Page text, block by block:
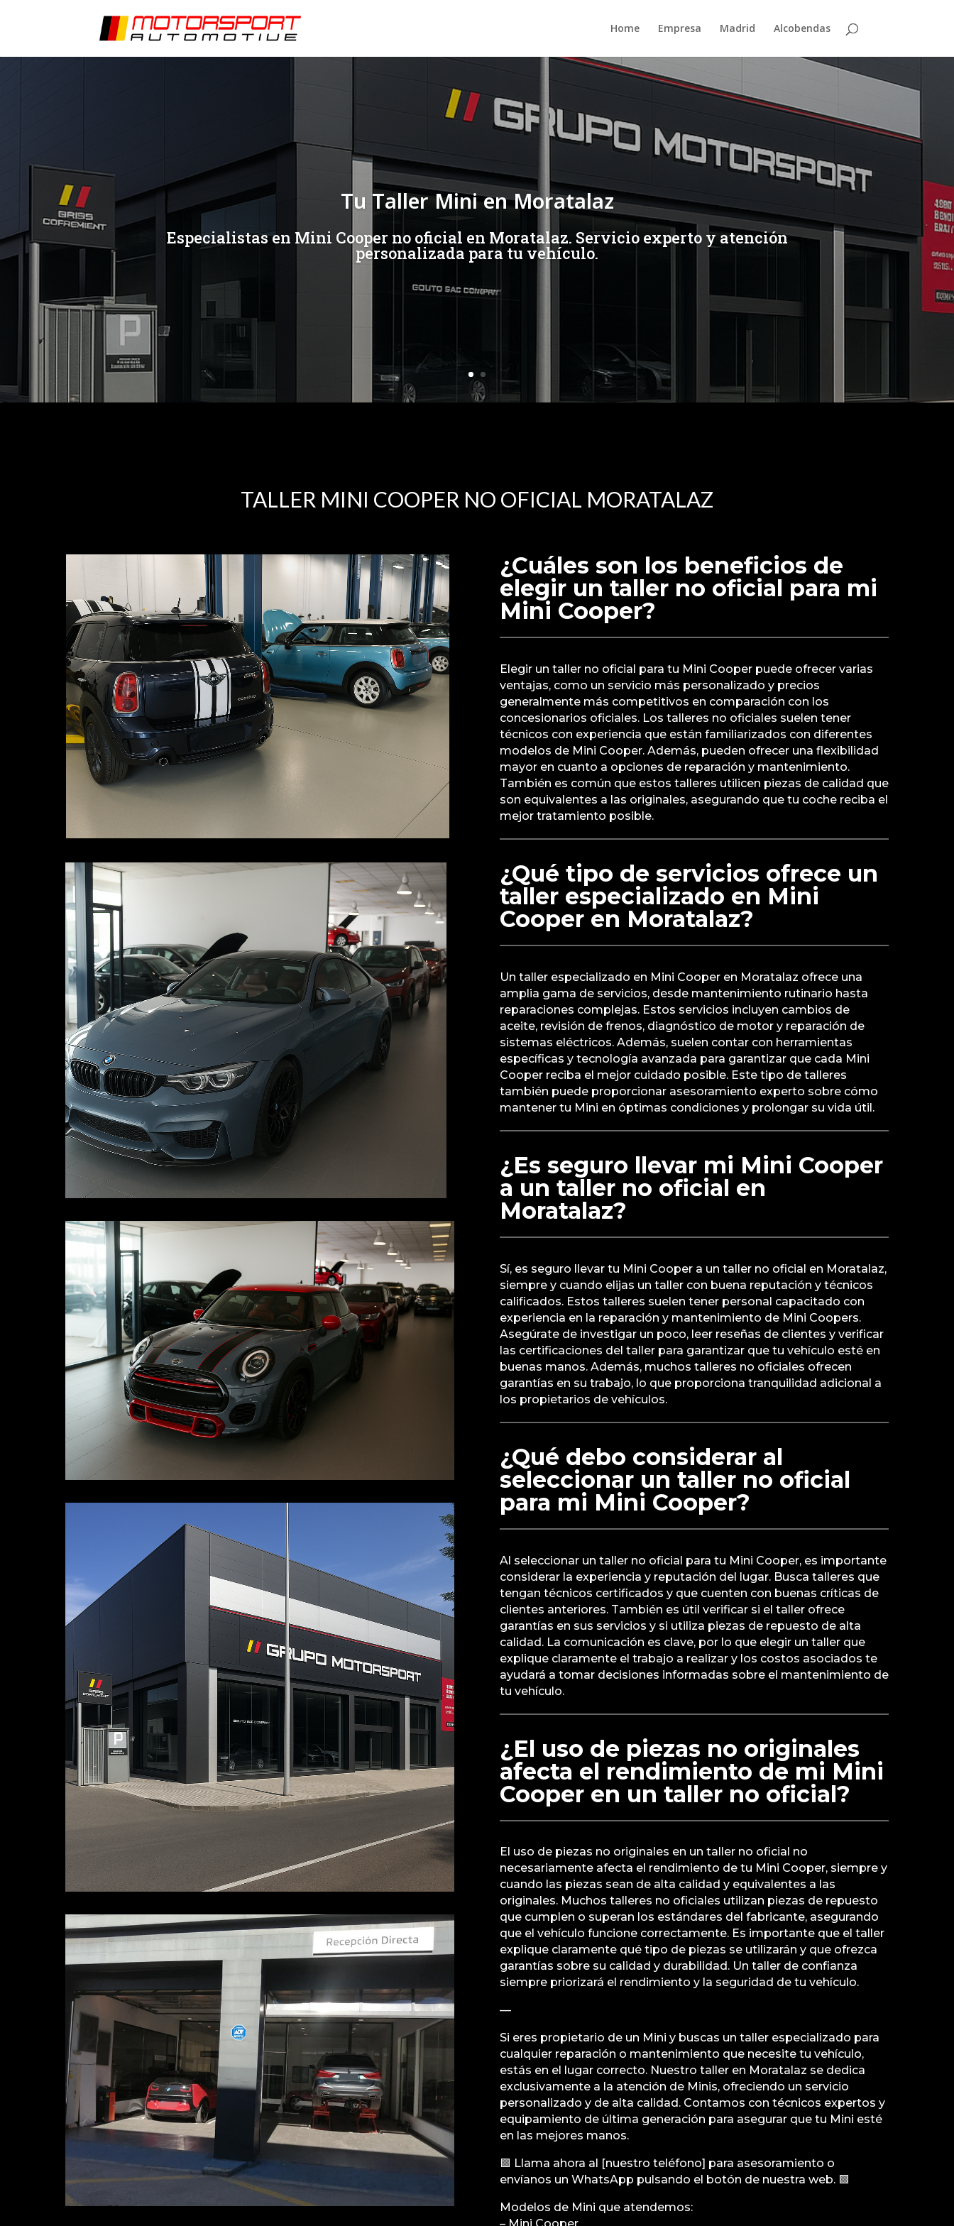
Home Empresa Madrid Alcobendas
Tu Taller Mini en Moratalaz
Especialistas en Mini Cooper no oficial en Moratalaz. Servicio experto y atención
personalizada para tu vehículo.
TALLER MINI COOPER NO OFICIAL MORATALAZ
¿Cuáles son los beneficios de
elegir un taller no oficial para mi
Mini Cooper?
Elegir un taller no oficial para tu Mini Cooper puede ofrecer varias
ventajas, como un servicio más personalizado y precios
generalmente más competitivos en comparación con los
concesionarios oficiales. Los talleres no oficiales suelen tener
técnicos con experiencia que están familiarizados con diferentes
modelos de Mini Cooper. Además, pueden ofrecer una flexibilidad
mayor en cuanto a opciones de reparación y mantenimiento.
También es común que estos talleres utilicen piezas de calidad que
son equivalentes a las originales, asegurando que tu coche reciba el
mejor tratamiento posible.
¿Qué tipo de servicios ofrece un
taller especializado en Mini
Cooper en Moratalaz?
Un taller especializado en Mini Cooper en Moratalaz ofrece una
amplia gama de servicios, desde mantenimiento rutinario hasta
reparaciones complejas. Estos servicios incluyen cambios de
aceite, revisión de frenos, diagnóstico de motor y reparación de
sistemas eléctricos. Además, suelen contar con herramientas
específicas y tecnología avanzada para garantizar que cada Mini
Cooper reciba el mejor cuidado posible. Este tipo de talleres
también puede proporcionar asesoramiento experto sobre cómo
mantener tu Mini en óptimas condiciones y prolongar su vida útil.
¿Es seguro llevar mi Mini Cooper
a un taller no oficial en
Moratalaz?
Sí, es seguro llevar tu Mini Cooper a un taller no oficial en Moratalaz,
siempre y cuando elijas un taller con buena reputación y técnicos
calificados. Estos talleres suelen tener personal capacitado con
experiencia en la reparación y mantenimiento de Mini Coopers.
Asegúrate de investigar un poco, leer reseñas de clientes y verificar
las certificaciones del taller para garantizar que tu vehículo esté en
buenas manos. Además, muchos talleres no oficiales ofrecen
garantías en su trabajo, lo que proporciona tranquilidad adicional a
los propietarios de vehículos.
¿Qué debo considerar al
seleccionar un taller no oficial
para mi Mini Cooper?
Al seleccionar un taller no oficial para tu Mini Cooper, es importante
considerar la experiencia y reputación del lugar. Busca talleres que
tengan técnicos certificados y que cuenten con buenas críticas de
clientes anteriores. También es útil verificar si el taller ofrece
garantías en sus servicios y si utiliza piezas de repuesto de alta
calidad. La comunicación es clave, por lo que elegir un taller que
explique claramente el trabajo a realizar y los costos asociados te
ayudará a tomar decisiones informadas sobre el mantenimiento de
tu vehículo.
¿El uso de piezas no originales
afecta el rendimiento de mi Mini
Cooper en un taller no oficial?
El uso de piezas no originales en un taller no oficial no
necesariamente afecta el rendimiento de tu Mini Cooper, siempre y
cuando las piezas sean de alta calidad y equivalentes a las
originales. Muchos talleres no oficiales utilizan piezas de repuesto
que cumplen o superan los estándares del fabricante, asegurando
que el vehículo funcione correctamente. Es importante que el taller
explique claramente qué tipo de piezas se utilizarán y que ofrezca
garantías sobre su calidad y durabilidad. Un taller de confianza
siempre priorizará el rendimiento y la seguridad de tu vehículo.
—
Si eres propietario de un Mini y buscas un taller especializado para
cualquier reparación o mantenimiento que necesite tu vehículo,
estás en el lugar correcto. Nuestro taller en Moratalaz se dedica
exclusivamente a la atención de Minis, ofreciendo un servicio
personalizado y de alta calidad. Contamos con técnicos expertos y
equipamiento de última generación para asegurar que tu Mini esté
en las mejores manos.
🟩 Llama ahora al [nuestro teléfono] para asesoramiento o
envíanos un WhatsApp pulsando el botón de nuestra web. 🟩
Modelos de Mini que atendemos: